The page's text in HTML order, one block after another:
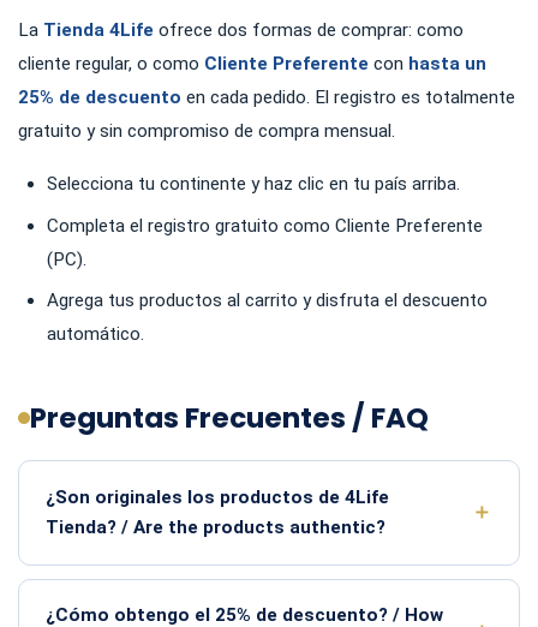
La Tienda 4Life ofrece dos formas de comprar: como
cliente regular, o como Cliente Preferente con hasta un
25% de descuento en cada pedido. El registro es totalmente
gratuito y sin compromiso de compra mensual.
Selecciona tu continente y haz clic en tu país arriba.
Completa el registro gratuito como Cliente Preferente
(PC).
Agrega tus productos al carrito y disfruta el descuento
automático.
Preguntas Frecuentes / FAQ
¿Son originales los productos de 4Life
Tienda? / Are the products authentic?
¿Cómo obtengo el 25% de descuento? / How